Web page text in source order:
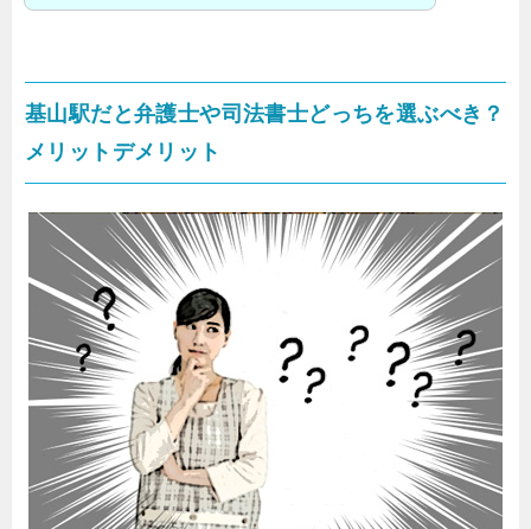
基山駅だと弁護士や司法書士どっちを選ぶべき？
メリットデメリット